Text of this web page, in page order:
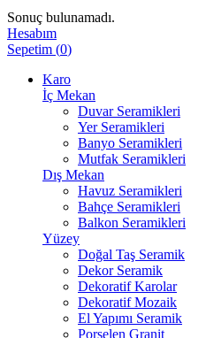
Sonuç bulunamadı.
Hesabım
Sepetim (0)
Karo
İç Mekan
Duvar Seramikleri
Yer Seramikleri
Banyo Seramikleri
Mutfak Seramikleri
Dış Mekan
Havuz Seramikleri
Bahçe Seramikleri
Balkon Seramikleri
Yüzey
Doğal Taş Seramik
Dekor Seramik
Dekoratif Karolar
Dekoratif Mozaik
El Yapımı Seramik
Porselen Granit